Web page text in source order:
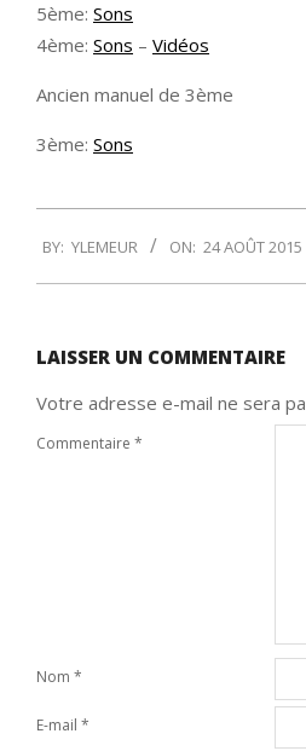
5ème: Sons
4ème: Sons – Vidéos
Ancien manuel de 3ème
3ème: Sons
08-
24
BY: YLEMEUR ON: 24 AOÛT 2015
LAISSER UN COMMENTAIRE
Votre adresse e-mail ne sera
Commentaire *
Nom *
E-mail *